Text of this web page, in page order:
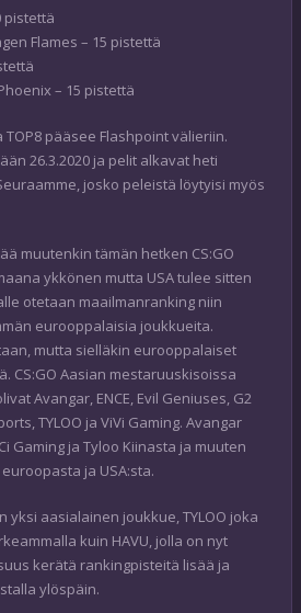
pistettä
Flames – 15 pistettä
– 15 pistettä
pääsee Flashpoint välieriin.
26.3.2020 ja pelit alkavat heti
josko peleistä löytyisi myös
muutenkin tämän hetken CS:GO
ykkönen mutta USA tulee sitten
otetaan maailmanranking niin
eurooppalaisia joukkueita.
mutta sielläkin eurooppalaiset
CS:GO Aasian mestaruuskisoissa
Avangar, ENCE, Evil Geniuses, G2
TYLOO ja ViVi Gaming. Avangar
Gaming ja Tyloo Kiinasta ja muuten
ja USA:sta.
yksi aasialainen joukkue, TYLOO joka
kuin HAVU, jolla on nyt
kerätä rankingpisteitä lisää ja
ylöspäin.